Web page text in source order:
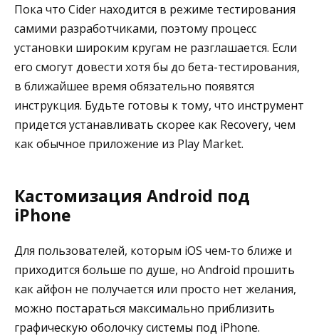
Пока что Cider находится в режиме тестирования
самими разработчиками, поэтому процесс
установки широким кругам не разглашается. Если
его смогут довести хотя бы до бета-тестирования,
в ближайшее время обязательно появятся
инструкция. Будьте готовы к тому, что инструмент
придется устанавливать скорее как Recovery, чем
как обычное приложение из Play Market.
Кастомизация Android под
iPhone
Для пользователей, которым iOS чем-то ближе и
приходится больше по душе, но Android прошить
как айфон не получается или просто нет желания,
можно постараться максимально приблизить
графическую оболочку системы под iPhone.